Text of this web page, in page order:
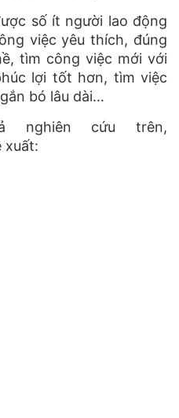
số ít người lao động
việc yêu thích, đúng
tìm công việc mới với
lợi tốt hơn, tìm việc
bó lâu dài…
nghiên cứu trên,
xuất: